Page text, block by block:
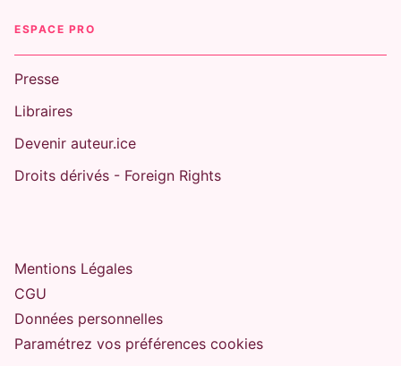
ESPACE PRO
Presse
Libraires
Devenir auteur.ice
Droits dérivés - Foreign Rights
Mentions Légales
CGU
Données personnelles
Paramétrez vos préférences cookies